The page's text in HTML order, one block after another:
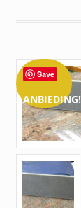
AANBIEDING!
Save